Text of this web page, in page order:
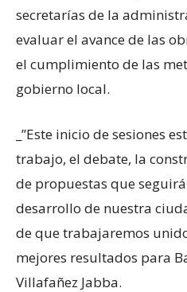
secretarías de la
evaluar el avance de las
el cumplimiento de las
gobierno local.
_”Este inicio de sesiones
trabajo, el debate, la
de propuestas que
desarrollo de nuestra
de que trabajaremos
mejores resultados para
Villafañez Jabba.